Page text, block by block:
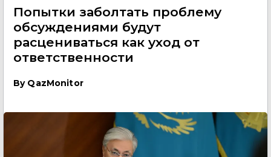
Попытки заболтать проблему
обсуждениями будут
расцениваться как уход от
ответственности
By QazMonitor